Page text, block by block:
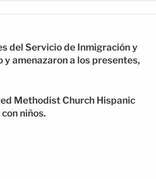
del Servicio de Inmigración y
amenazaron a los presentes,
Methodist Church Hispanic
niños.